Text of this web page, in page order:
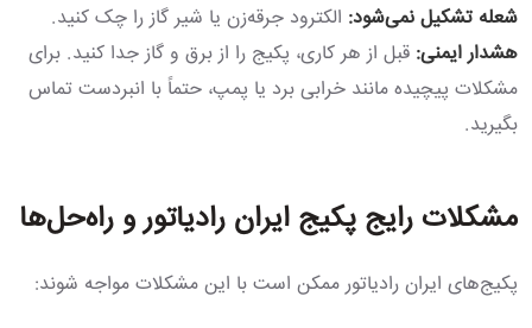
شعله تشکیل نمی‌شود: الکترود جرقه‌زن یا شیر گاز را چک کنید.
هشدار ایمنی: قبل از هر کاری، پکیج را از برق و گاز جدا کنید. برای
مشکلات پیچیده مانند خرابی برد یا پمپ، حتماً با انبردست تماس
بگیرید.
مشکلات رایج پکیج ایران رادیاتور و راه‌حل‌ها
پکیج‌های ایران رادیاتور ممکن است با این مشکلات مواجه شوند: